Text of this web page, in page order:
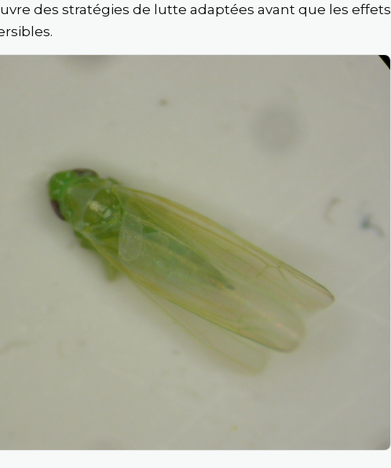
des stratégies de lutte adaptées avant que les effets